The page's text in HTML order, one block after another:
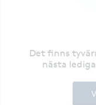
Det finns
nästa